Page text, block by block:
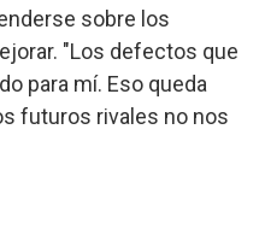
sobre los
"Los defectos que
para mí. Eso queda
futuros rivales no nos